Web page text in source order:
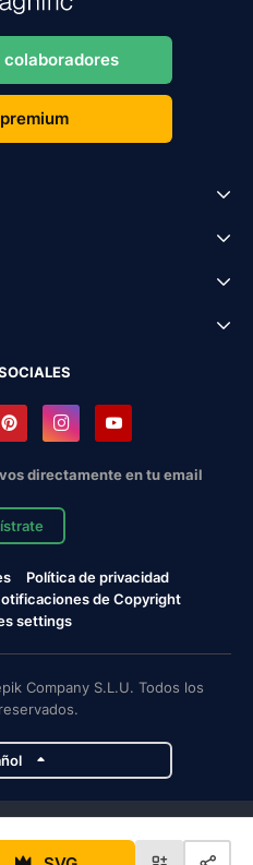
directamente en tu email
Política de privacidad
de Copyright
settings
Company S.L.U. Todos los